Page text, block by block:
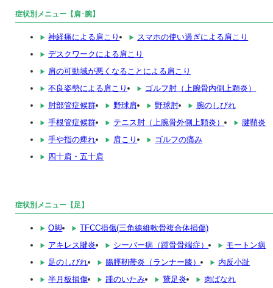
症状別メニュー【肩･腕】
神経痛による肩こり
スマホの使い過ぎによる肩こり
デスクワークによる肩こり
肩の可動域が悪くなることによる肩こり
不良姿勢による肩こり
ゴルフ肘（上腕骨内側上顆炎）
肘部管症候群
野球肩 野球肘
腕のしびれ
手根管症候群
テニス肘（上腕骨外側上顆炎）
腱鞘炎
手や指の痺れ
肩こり
ゴルフの痛み
四十肩・五十肩
症状別メニュー【足】
O脚
TFCC損傷(三角線維軟骨複合体損傷)
アキレス腱炎
シーバー病（踵骨骨端症）
モートン病
足のしびれ
腸脛靭帯炎（ランナー膝）
内反小趾
半月板損傷
踵のいたみ 鵞足炎
肉ばなれ